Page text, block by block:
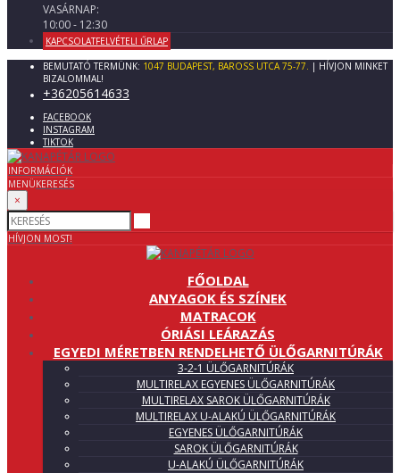
VASÁRNAP:
10:00 - 12:30
KAPCSOLATFELVÉTELI ŰRLAP
BEMUTATÓ TERMÜNK: 1047 BUDAPEST, BAROSS UTCA 75-77.
| HÍVJON MINKET
BIZALOMMAL!
+36205614633
FACEBOOK
INSTAGRAM
TIKTOK
INFORMÁCIÓK
MENÜKERESÉS
×
HÍVJON MOST!
FŐOLDAL
ANYAGOK ÉS SZÍNEK
MATRACOK
ÓRIÁSI LEÁRAZÁS
EGYEDI MÉRETBEN RENDELHETŐ ÜLŐGARNITÚRÁK
3-2-1 ÜLŐGARNITÚRÁK
MULTIRELAX EGYENES ÜLŐGARNITÚRÁK
MULTIRELAX SAROK ÜLŐGARNITÚRÁK
MULTIRELAX U-ALAKÚ ÜLŐGARNITÚRÁK
EGYENES ÜLŐGARNITÚRÁK
SAROK ÜLŐGARNITÚRÁK
U-ALAKÚ ÜLŐGARNITÚRÁK